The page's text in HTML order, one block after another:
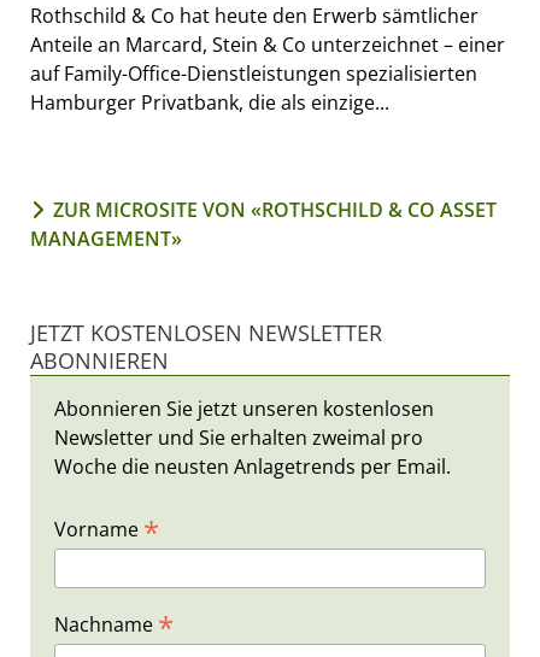
Rothschild & Co hat heute den Erwerb sämtlicher
Anteile an Marcard, Stein & Co unterzeichnet – einer
auf Family-Office-Dienstleistungen spezialisierten
Hamburger Privatbank, die als einzige...
ZUR MICROSITE VON «ROTHSCHILD & CO ASSET
MANAGEMENT»
JETZT KOSTENLOSEN NEWSLETTER
ABONNIEREN
Abonnieren Sie jetzt unseren kostenlosen
Newsletter und Sie erhalten zweimal pro
Woche die neusten Anlagetrends per Email.
Vorname *
Nachname *